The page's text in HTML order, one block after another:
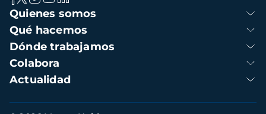
Navegación
principal
Quienes somos
Qué hacemos
Dónde trabajamos
Colabora
Actualidad